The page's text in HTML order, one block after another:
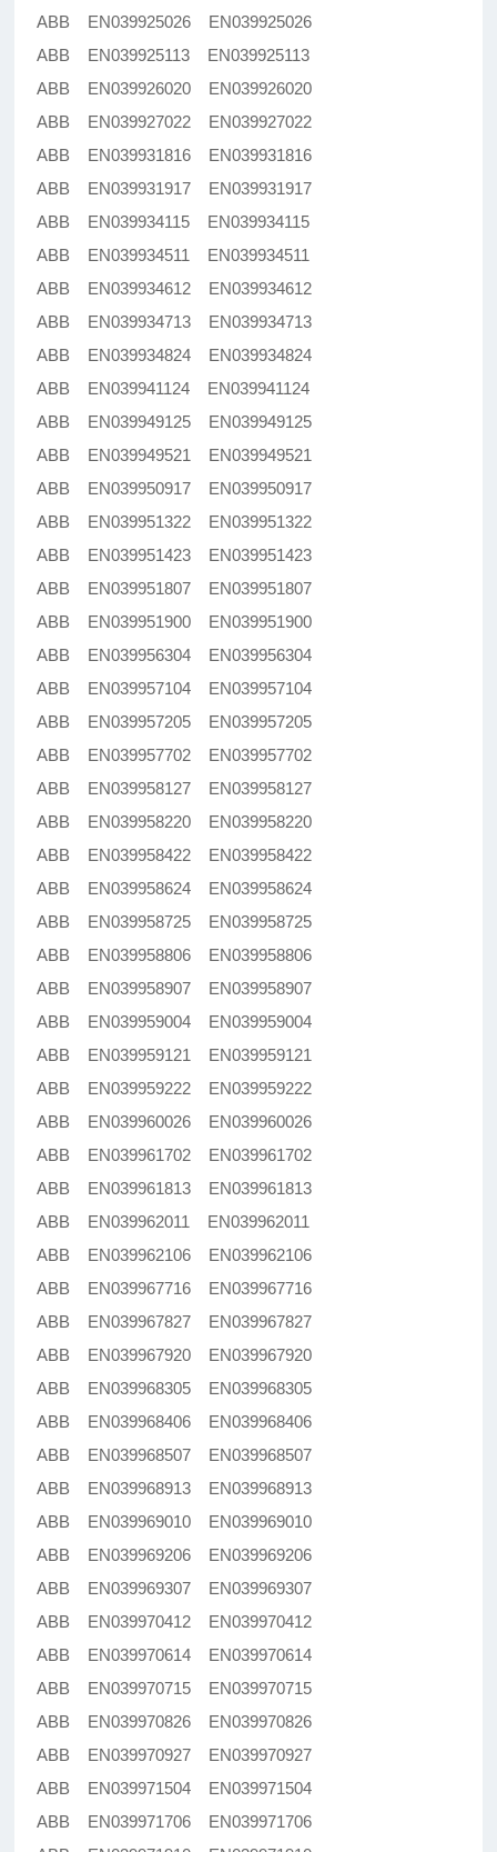
ABB EN039925026 EN039925026
ABB EN039925113 EN039925113
ABB EN039926020 EN039926020
ABB EN039927022 EN039927022
ABB EN039931816 EN039931816
ABB EN039931917 EN039931917
ABB EN039934115 EN039934115
ABB EN039934511 EN039934511
ABB EN039934612 EN039934612
ABB EN039934713 EN039934713
ABB EN039934824 EN039934824
ABB EN039941124 EN039941124
ABB EN039949125 EN039949125
ABB EN039949521 EN039949521
ABB EN039950917 EN039950917
ABB EN039951322 EN039951322
ABB EN039951423 EN039951423
ABB EN039951807 EN039951807
ABB EN039951900 EN039951900
ABB EN039956304 EN039956304
ABB EN039957104 EN039957104
ABB EN039957205 EN039957205
ABB EN039957702 EN039957702
ABB EN039958127 EN039958127
ABB EN039958220 EN039958220
ABB EN039958422 EN039958422
ABB EN039958624 EN039958624
ABB EN039958725 EN039958725
ABB EN039958806 EN039958806
ABB EN039958907 EN039958907
ABB EN039959004 EN039959004
ABB EN039959121 EN039959121
ABB EN039959222 EN039959222
ABB EN039960026 EN039960026
ABB EN039961702 EN039961702
ABB EN039961813 EN039961813
ABB EN039962011 EN039962011
ABB EN039962106 EN039962106
ABB EN039967716 EN039967716
ABB EN039967827 EN039967827
ABB EN039967920 EN039967920
ABB EN039968305 EN039968305
ABB EN039968406 EN039968406
ABB EN039968507 EN039968507
ABB EN039968913 EN039968913
ABB EN039969010 EN039969010
ABB EN039969206 EN039969206
ABB EN039969307 EN039969307
ABB EN039970412 EN039970412
ABB EN039970614 EN039970614
ABB EN039970715 EN039970715
ABB EN039970826 EN039970826
ABB EN039970927 EN039970927
ABB EN039971504 EN039971504
ABB EN039971706 EN039971706